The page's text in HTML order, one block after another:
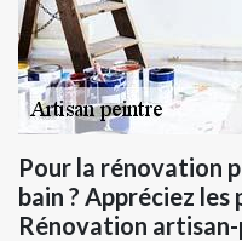
Pour la rénovation
bain ? Appréciez
Rénovation